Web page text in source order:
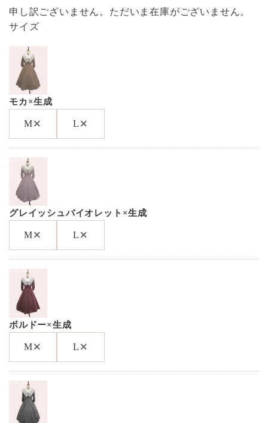
申し訳ございません。ただいま在庫がございません。
サイズ
モカ×生成
M× L ×
グレイッシュバイオレット×生成
M× L ×
ボルドー×生成
M× L ×